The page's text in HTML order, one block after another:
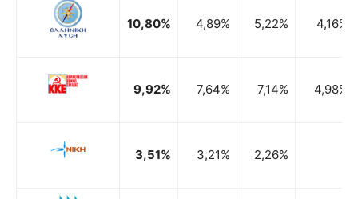
10,80% 4,89% 5,22% 4,16%
9,92% 7,64% 7,14% 4,98%
3,51% 3,21% 2,26%